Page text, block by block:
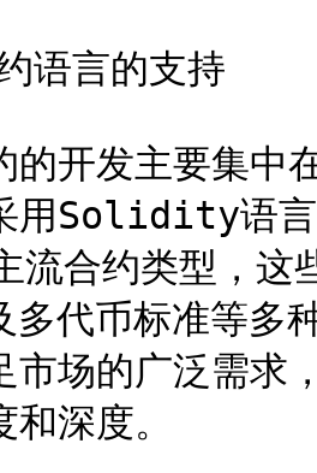
语言的支持
的开发主要集
用Solidity语言
流合约类型，
代币标准等多
市场的广泛需求
深度。